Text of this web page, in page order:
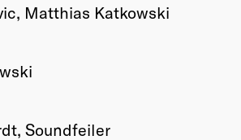
Matthias Katkowski
Soundfeiler